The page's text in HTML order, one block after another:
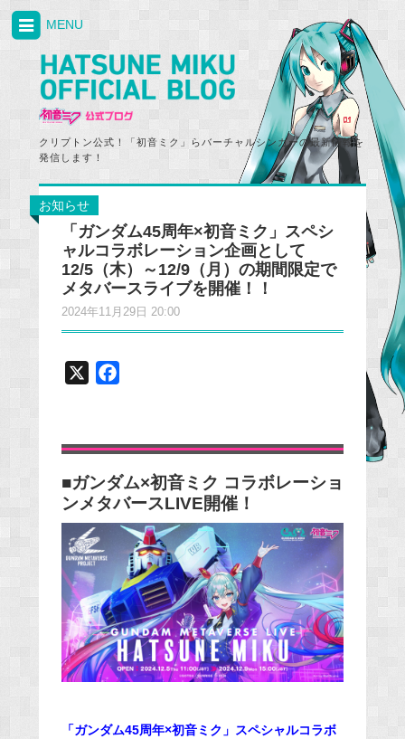
クリプトン公式！「初音ミク」らバーチャルシンガーの最新情報を
発信します！
MENU
お知らせ
「ガンダム45周年×初音ミク」スペシ
ャルコラボレーション企画として
12/5（木）～12/9（月）の期間限定で
メタバースライブを開催！！
2024年11月29日 20:00
e
o
■ガンダム×初音ミク コラボレーショ
ンメタバースLIVE開催！
「ガンダム45周年×初音ミク」スペシャルコラボ